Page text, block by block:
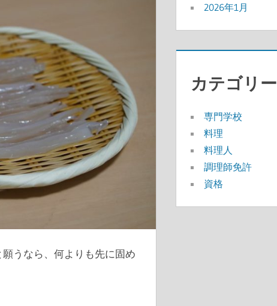
うなら、何よりも先に固め
2026年1月
カテゴリー
専門学校
料理
料理人
調理師免許
資格